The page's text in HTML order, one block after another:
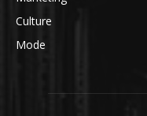
Culture
Mode